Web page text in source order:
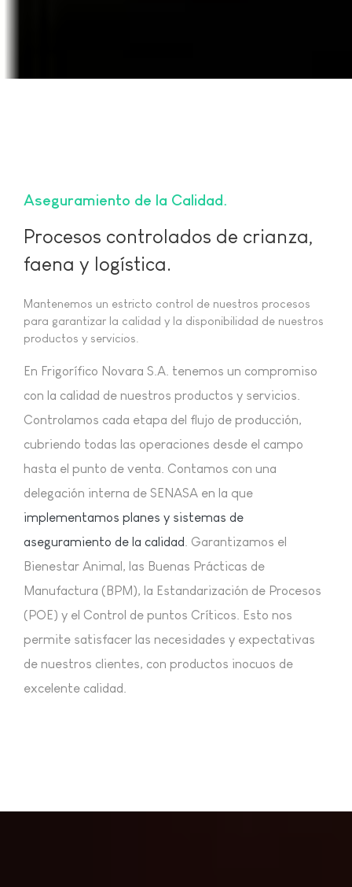
Aseguramiento de la Calidad
Procesos controlados de crianza,
faena y logística.
Mantenemos un estricto control de nuestros procesos
para garantizar la calidad y la disponibilidad de nuestros
productos y servicios.
En Frigorífico Novara S.A. tenemos un compromiso
con la calidad de nuestros productos y servicios.
Controlamos cada etapa del flujo de producción,
cubriendo todas las operaciones desde el campo
hasta el punto de venta. Contamos con una
delegación interna de SENASA en la que
implementamos planes y sistemas de
aseguramiento de la calidad. Garantizamos el
Bienestar Animal, las Buenas Prácticas de
Manufactura (BPM), la Estandarización de Procesos
(POE) y el Control de puntos Críticos. Esto nos
permite satisfacer las necesidades y expectativas
de nuestros clientes, con productos inocuos de
excelente calidad.